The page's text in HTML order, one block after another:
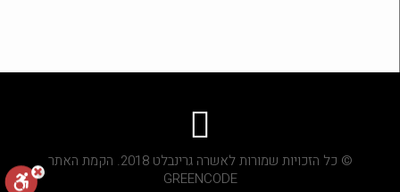
© כל הזכויות שמורות לאשרה גרינבלט 2018. הקמת האתר
GREENCODE